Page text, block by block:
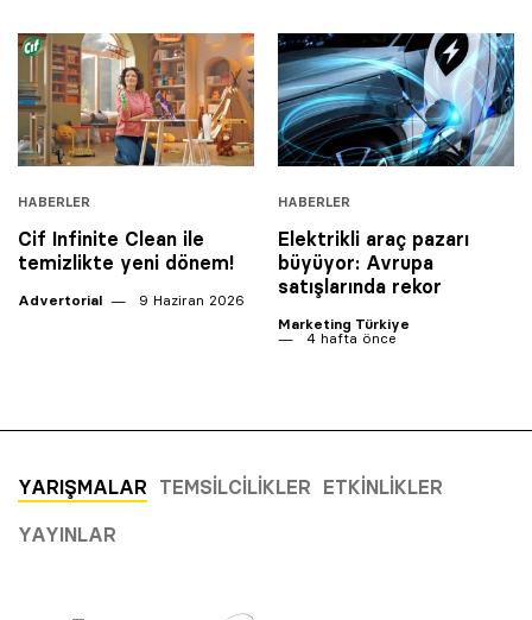
HABERLER
Cif Infinite Clean ile
temizlikte yeni dönem!
Advertorial 9 Haziran 2026
HABERLER
Elektrikli araç pazarı
büyüyor: Avrupa
satışlarında rekor
Marketing Türkiye
4 hafta önce
YARIŞMALAR TEMSILCILIKLER ETKINLIKLER
YAYINLAR